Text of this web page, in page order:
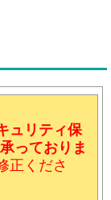
ュリティ保
っておりま
正くださ